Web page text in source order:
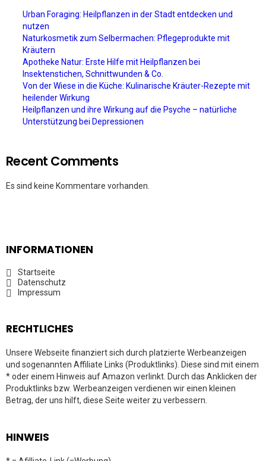
Urban Foraging: Heilpflanzen in der Stadt entdecken und
nutzen
Naturkosmetik zum Selbermachen: Pflegeprodukte mit
Kräutern
Apotheke Natur: Erste Hilfe mit Heilpflanzen bei
Insektenstichen, Schnittwunden & Co.
Von der Wiese in die Küche: Kulinarische Kräuter-Rezepte mit
heilender Wirkung
Heilpflanzen und ihre Wirkung auf die Psyche – natürliche
Unterstützung bei Depressionen
Recent Comments
Es sind keine Kommentare vorhanden.
INFORMATIONEN
Startseite
Datenschutz
Impressum
RECHTLICHES
Unsere Webseite finanziert sich durch platzierte Werbeanzeigen
und sogenannten Affiliate Links (Produktlinks). Diese sind mit einem
* oder einem Hinweis auf Amazon verlinkt. Durch das Anklicken der
Produktlinks bzw. Werbeanzeigen verdienen wir einen kleinen
Betrag, der uns hilft, diese Seite weiter zu verbessern.
HINWEIS